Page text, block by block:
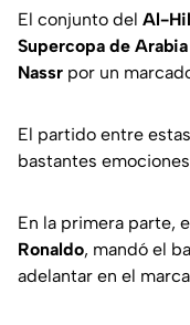
El conjunto del Al-
Supercopa de Arabia
Nassr por un
El partido entre
bastantes
En la primera parte,
Ronaldo, mandó el
adelantar en el